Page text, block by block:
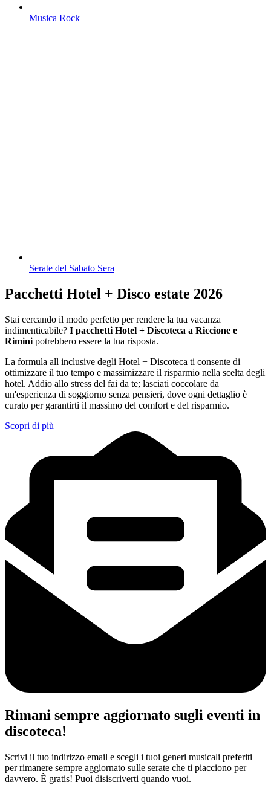
Musica Rock
Serate del Sabato Sera
Pacchetti Hotel + Disco estate 2026
Stai cercando il modo perfetto per rendere la tua vacanza
indimenticabile? I pacchetti Hotel + Discoteca a Riccione e
Rimini potrebbero essere la tua risposta.
La formula all inclusive degli Hotel + Discoteca ti consente di
ottimizzare il tuo tempo e massimizzare il risparmio nella scelta degli
hotel. Addio allo stress del fai da te; lasciati coccolare da
un'esperienza di soggiorno senza pensieri, dove ogni dettaglio è
curato per garantirti il massimo del comfort e del risparmio.
Scopri di più
Rimani sempre aggiornato sugli eventi in
discoteca!
Scrivi il tuo indirizzo email e scegli i tuoi generi musicali preferiti
per rimanere sempre aggiornato sulle serate che ti piacciono per
davvero. È gratis! Puoi disiscriverti quando vuoi.